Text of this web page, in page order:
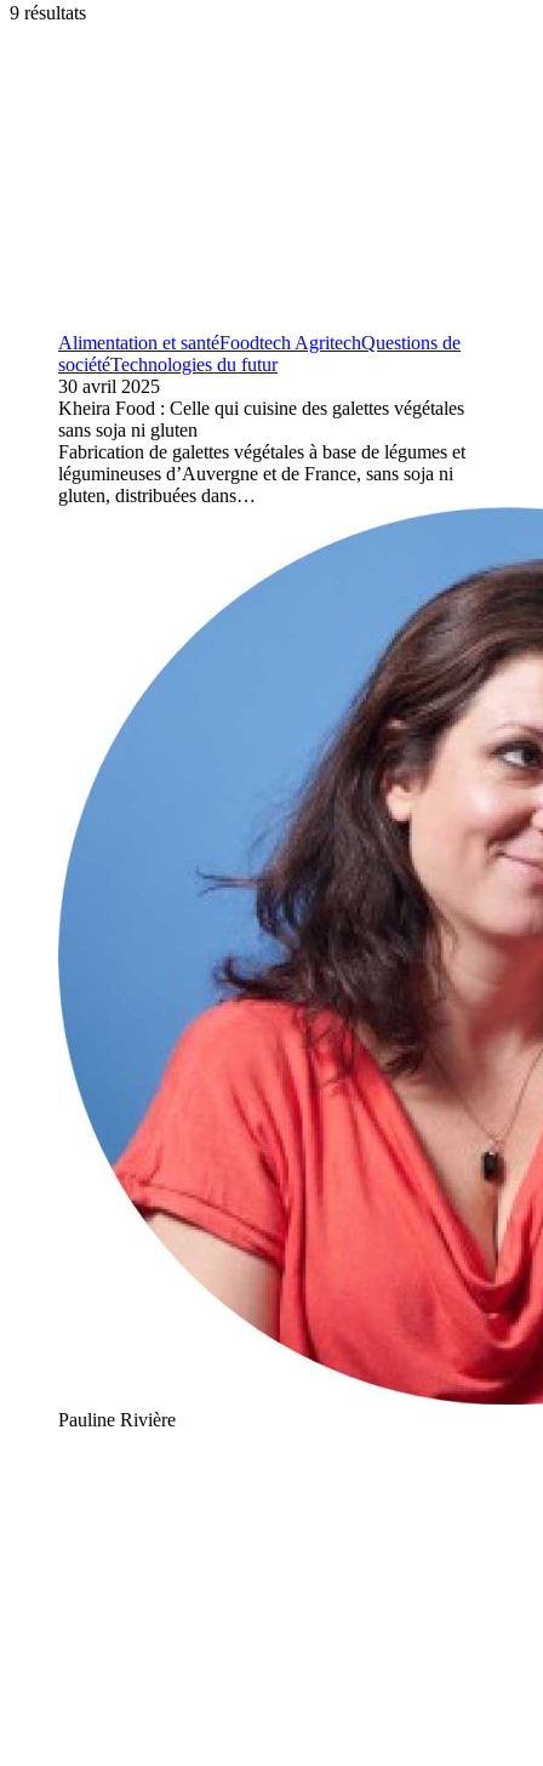
9 résultats
Alimentation et santéFoodtech AgritechQuestions de
sociétéTechnologies du futur
30 avril 2025
Kheira Food : Celle qui cuisine des galettes végétales
sans soja ni gluten
Fabrication de galettes végétales à base de légumes et
légumineuses d’Auvergne et de France, sans soja ni
gluten, distribuées dans…
Pauline Rivière